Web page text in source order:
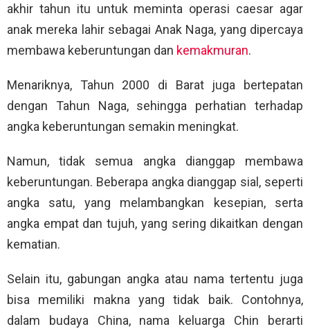
akhir tahun itu untuk meminta operasi caesar agar
anak mereka lahir sebagai Anak Naga, yang dipercaya
membawa keberuntungan dan kemakmuran.
Menariknya, Tahun 2000 di Barat juga bertepatan
dengan Tahun Naga, sehingga perhatian terhadap
angka keberuntungan semakin meningkat.
Namun, tidak semua angka dianggap membawa
keberuntungan. Beberapa angka dianggap sial, seperti
angka satu, yang melambangkan kesepian, serta
angka empat dan tujuh, yang sering dikaitkan dengan
kematian.
Selain itu, gabungan angka atau nama tertentu juga
bisa memiliki makna yang tidak baik. Contohnya,
dalam budaya China, nama keluarga Chin berarti